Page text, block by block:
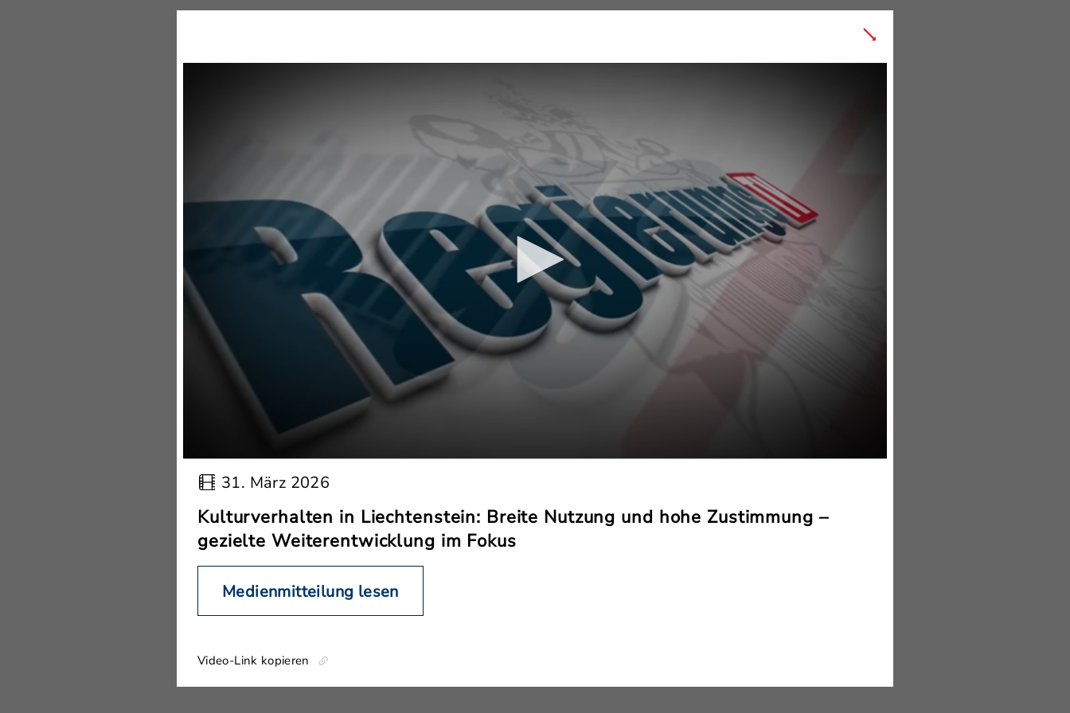
31. März 2026
Kulturverhalten in Liechtenstein: Breite Nutzung und hohe Zustimmung –
gezielte Weiterentwicklung im Fokus
Medienmitteilung lesen
Video-Link kopieren